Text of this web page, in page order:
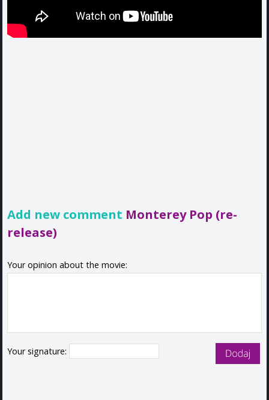
Add new comment Monterey Pop (re-
release)
Your opinion about the movie:
Your signature: